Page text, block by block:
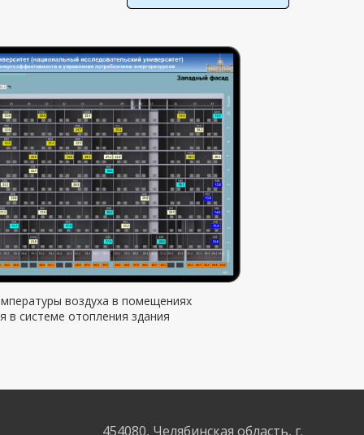
воздуха в помещениях
в системе отопления здания
454080, Челябинская область, г.